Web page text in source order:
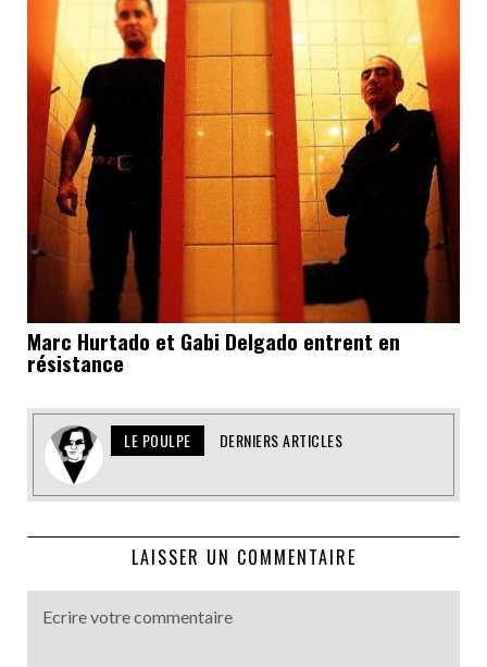
Marc Hurtado et Gabi Delgado entrent en
résistance
LE POULPE DERNIERS ARTICLES
LAISSER UN COMMENTAIRE